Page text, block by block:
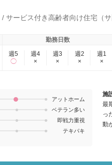
動」と「やりが
/ サービス付き高齢者向け住宅（サ
勤務日数
週5
◯
週4
×
週3
×
週2
×
週1
×
アットホーム
ベテラン多い
即戦力重視
テキパキ
施
最
っ
動